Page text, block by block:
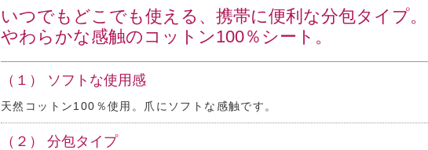
いつでもどこでも使える、携帯に便利な分包タイプ。
やわらかな感触のコットン100％シート。
（１） ソフトな使用感
天然コットン100％使用。爪にソフトな感触です。
（２） 分包タイプ